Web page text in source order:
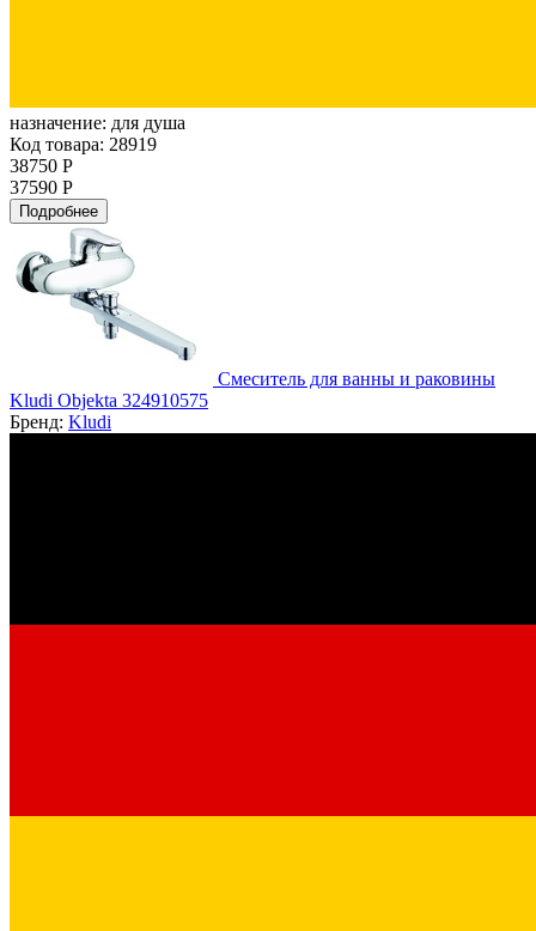
назначение: для душа
Код товара: 28919
38750 Р
37590 Р
Подробнее
Смеситель для ванны и раковины
Kludi Objekta 324910575
Бренд: Kludi